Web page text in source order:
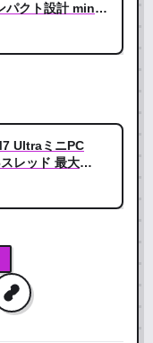
パクト設計 mini
を向上 ‖
UltraミニPC
レッド 最大
| ミニパソコ